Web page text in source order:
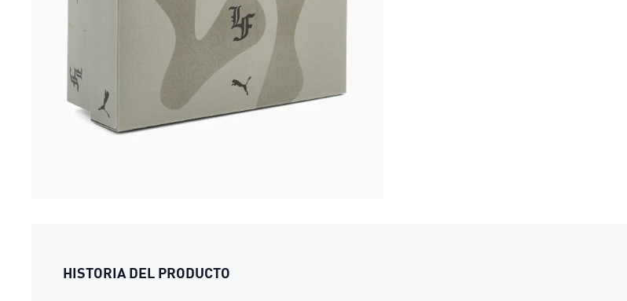
HISTORIA DEL PRODUCTO